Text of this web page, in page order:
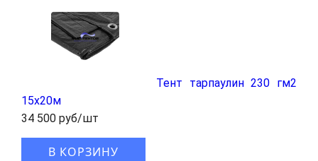
Тент тарпаулин 230 гм2
15x20м
34 500 руб/шт
В КОРЗИНУ